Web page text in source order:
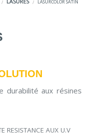
LASURCOLOR SATIN
durabilité aux résines
RESISTANCE AUX U.V